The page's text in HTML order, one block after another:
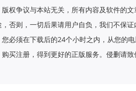
权争议与本站无关，所有内容及软件的
否则，一切后果请用户自负，我们不保
必须在下载后的24个小时之内，从您的
买注册，得到更好的正版服务。侵删请